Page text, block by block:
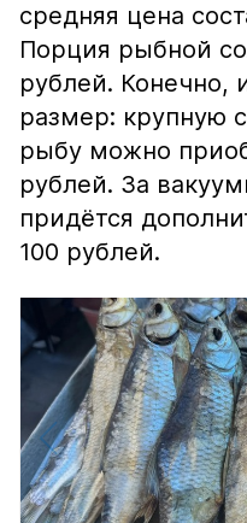
средняя цена
Порция рыбной
рублей. Конечно,
размер: крупную
рыбу можно
рублей. За
придётся
100 рублей.